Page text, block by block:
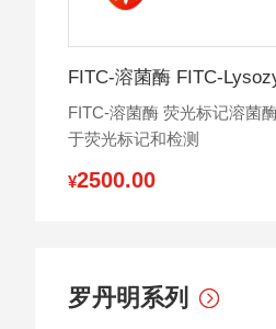
FITC-溶菌酶 荧光标记溶菌
于荧光标记和检测
¥2500.00
罗丹明系列